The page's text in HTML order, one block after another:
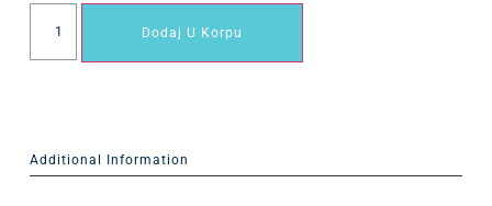
Dodaj U Korpu
Additional Information